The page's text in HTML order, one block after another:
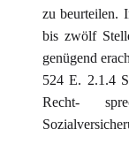
zu beurteilen.
bis zwölf
genügend
524 E. 2.1.4
Recht-